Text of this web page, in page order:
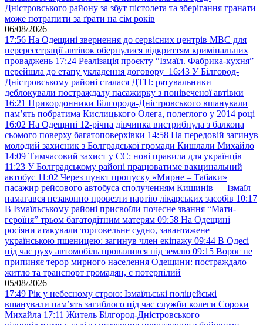
Дністровського району за збут пістолета та зберігання гранати
може потрапити за ґрати на сім років
06/08/2026
17:56 На Одещині звернення до сервісних центрів МВС для
перереєстрації автівок обернулися відкриттям кримінальних
проваджень 17:24 Реалізація проєкту “Ізмаїл. Фабрика-кухня”
перейшла до етапу укладення договору 16:43 У Білгород-
Дністровському районі сталася ДТП: рятувальники
деблокували постраждалу пасажирку з понівеченої автівки
16:21 Прикордонники Білгорода-Дністровського вшанували
пам’ять побратима Кислицького Олега, полеглого у 2014 році
16:02 На Одещині 12-річна дівчинка вистрибнула з балкона
сьомого поверху багатоповерхівки 14:58 На передовій загинув
молодий захисник з Болградської громади Кишлали Михайло
14:09 Тимчасовий захист у ЄС: нові правила для українців
11:23 У Болградському районі працюватиме вакцинальний
автобус 11:02 Через пункт пропуску «Мирне – Табаки»
пасажир рейсового автобуса сполученням Кишинів — Ізмаїл
намагався незаконно провезти партію лікарських засобів 10:17
В Ізмаїльському районі присвоїли почесне звання “Мати-
героїня” трьом багатодітним матерям 09:58 На Одещині
росіяни атакували торговельне судно, завантажене
українською пшеницею: загинув член екіпажу 09:44 В Одесі
під час руху автомобіль провалився під землю 09:15 Ворог не
припиняє терор мирного населення Одещини: постраждало
житло та транспорт громадян, є потерпілий
05/08/2026
17:49 Рік у небесному строю: Ізмаїльські поліцейські
вшанували пам’ять загиблого під час служби колеги Сороки
Михайла 17:11 Житель Білгород-Дністровського